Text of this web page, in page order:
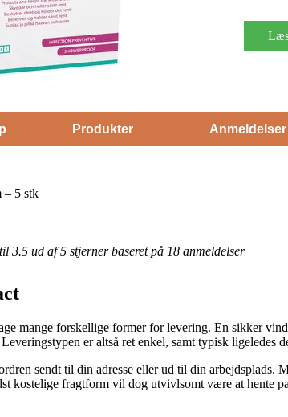
Produkter Anmeldelser
– 5 stk
3.5 ud af 5 stjerner baseret på 18 anmeldelser
mange forskellige former for levering. En sikker
er altså ret enkel, samt typisk
sendt til din adresse eller ud til din arbejdsplads.
kostelige fragtform vil dog utvivlsomt være at hente